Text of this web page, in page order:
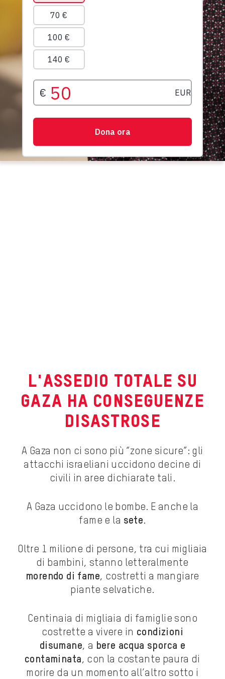
L'ASSEDIO TOTALE SU
GAZA HA CONSEGUENZE
DISASTROSE
A Gaza non ci sono più “zone sicure”: gli
attacchi israeliani uccidono decine di
civili in aree dichiarate tali.
A Gaza uccidono le bombe. E anche la
fame e la sete.
Oltre 1 milione di persone, tra cui migliaia
di bambini, stanno letteralmente
morendo di fame, costretti a mangiare
piante selvatiche.
Centinaia di migliaia di famiglie sono
costrette a vivere in condizioni
disumane, a bere acqua sporca e
contaminata, con la costante paura di
morire da un momento all’altro sotto i